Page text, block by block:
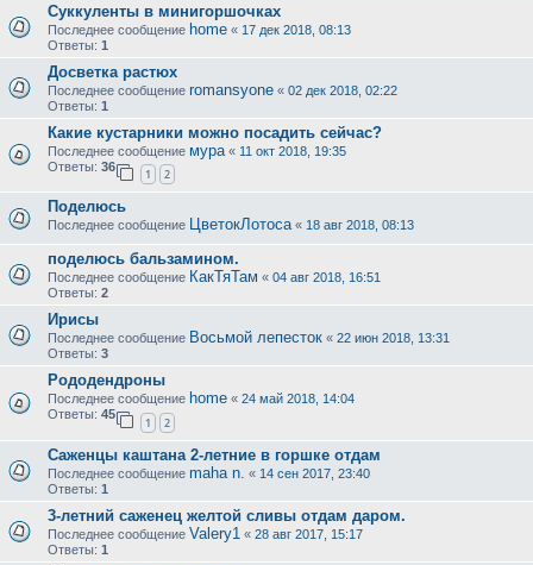
Суккуленты в минигоршочках
Последнее сообщение home « 17 дек 2018, 08:13
Ответы: 1
Досветка растюх
Последнее сообщение romansyone « 02 дек 2018, 02:22
Ответы: 1
Какие кустарники можно посадить сейчас?
Последнее сообщение мура « 11 окт 2018, 19:35
Ответы: 36
1 2
Поделюсь
Последнее сообщение ЦветокЛотоса « 18 авг 2018, 08:13
поделюсь бальзамином.
Последнее сообщение КакТяТам « 04 авг 2018, 16:51
Ответы: 2
Ирисы
Последнее сообщение Восьмой лепесток « 22 июн 2018, 13:31
Ответы: 3
Рододендроны
Последнее сообщение home « 24 май 2018, 14:04
Ответы: 45
1 2
Саженцы каштана 2-летние в горшке отдам
Последнее сообщение maha n. « 14 сен 2017, 23:40
Ответы: 1
3-летний саженец желтой сливы отдам даром.
Последнее сообщение Valery1 « 28 авг 2017, 15:17
Ответы: 1